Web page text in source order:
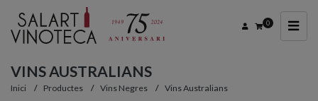
0
VINS AUSTRALIANS
Inici Productes Vins Negres Vins Australians